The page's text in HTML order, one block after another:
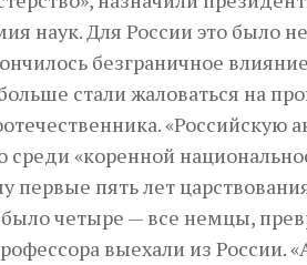
наук. Для России это было
безграничное
стали жаловаться на
«Российскую
«коренной
первые пять лет
было четыре — все немцы,
выехали из России.